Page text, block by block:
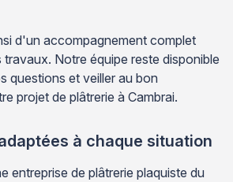
d'un accompagnement complet
Notre équipe reste disponible
questions et veiller au bon
projet de plâtrerie à Cambrai.
à chaque situation
entreprise de plâtrerie plaquiste du